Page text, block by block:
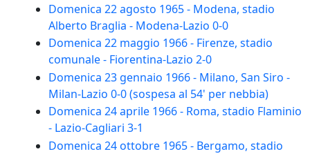
Domenica 22 agosto 1965 - Modena, stadio
Alberto Braglia - Modena-Lazio 0-0
Domenica 22 maggio 1966 - Firenze, stadio
comunale - Fiorentina-Lazio 2-0
Domenica 23 gennaio 1966 - Milano, San Siro -
Milan-Lazio 0-0 (sospesa al 54' per nebbia)
Domenica 24 aprile 1966 - Roma, stadio Flaminio
- Lazio-Cagliari 3-1
Domenica 24 ottobre 1965 - Bergamo, stadio